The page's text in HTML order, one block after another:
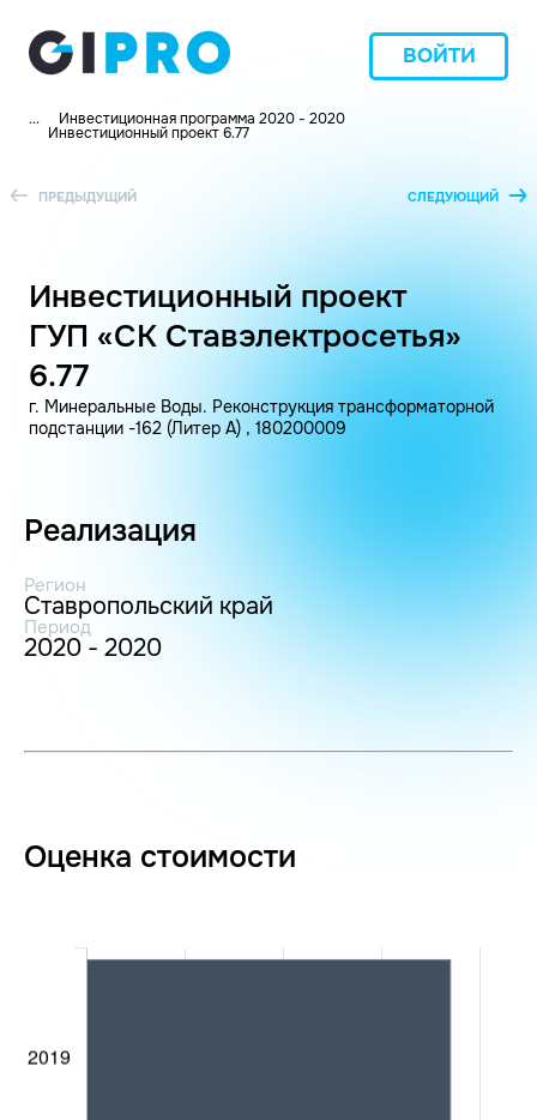
ВОЙТИ
... Инвестиционная программа 2020 - 2020
Инвестиционный проект 6.77
ПРЕДЫДУЩИЙ СЛЕДУЮЩИЙ
Инвестиционный проект
ГУП «СК Ставэлектросетья»
6.77
г. Минеральные Воды. Реконструкция трансформаторной
подстанции -162 (Литер А) , 180200009
Реализация
Регион
Ставропольский край
Период
2020 - 2020
Оценка стоимости